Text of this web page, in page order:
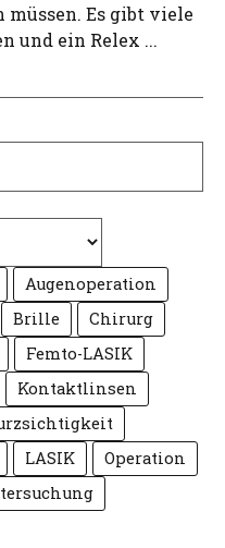
Es gibt viele
und ein Relex ...
Augenoperation
Brille
Chirurg
Femto-LASIK
Kontaktlinsen
LASIK
Operation